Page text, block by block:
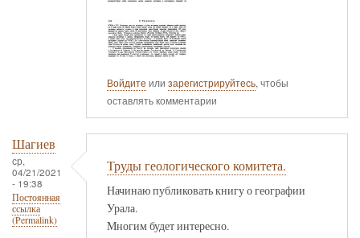
Войдите или зарегистрируйтесь, чтобы
оставлять комментарии
Шагиев
ср,
04/21/2021
- 19:38
Постоянная
ссылка
(Permalink)
Труды геологического комитета.
Начинаю публиковать книгу о географии
Урала.
Многим будет интересно.